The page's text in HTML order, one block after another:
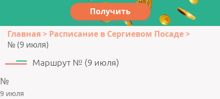
Получить
Главная
Расписание в Сергиевом Посаде
№ (9 июля)
Маршрут № (9 июля)
№
9 июля